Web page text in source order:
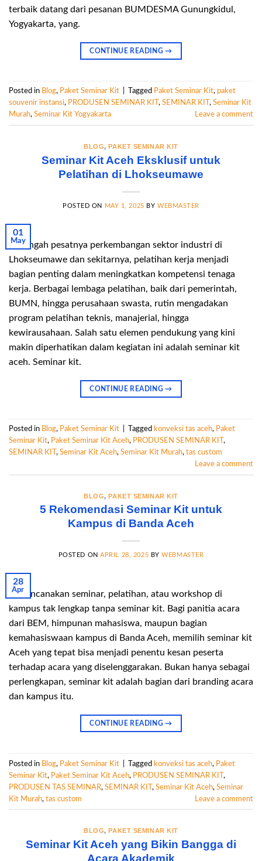
terbaik datang dari pesanan BUMDESMA Gunungkidul,
Yogyakarta, yang.
CONTINUE READING→
Posted in Blog, Paket Seminar Kit Tagged Paket Seminar Kit, paket
souvenir instansi, PRODUSEN SEMINAR KIT , SEMINAR KIT , Seminar Kit
Murah, Seminar Kit Yogyakarta Leave a comment
BLOG,PAKET SEMINAR KIT
Seminar Kit Aceh Eksklusif untuk
Pelatihan di Lhokseumawe
POSTED ON MAY 1, 2025 BY WEBMASTER
01
May
Di tengah pesatnya perkembangan sektor industri di
Lhokseumawe dan sekitarnya, pelatihan kerja menjadi
bagian penting dalam meningkatkan kompetensi tenaga
kerja. Berbagai lembaga pelatihan, baik dari pemerintah,
BUMN, hingga perusahaan swasta, rutin mengadakan
program pelatihan teknis, manajerial, hingga
kewirausahaan. Salah satu elemen pendukung yang kini
makin diperhatikan dalam kegiatan ini adalah seminar kit
aceh. Seminar kit.
CONTINUE READING→
Posted in Blog, Paket Seminar Kit Tagged konveksi tas aceh, Paket
Seminar Kit, Paket Seminar Kit Aceh, PRODUSEN SEMINAR KIT ,
SEMINAR KIT , Seminar Kit Aceh, Seminar Kit Murah, tas custom
Leave a comment
BLOG,PAKET SEMINAR KIT
5 Rekomendasi Seminar Kit untuk
Kampus di Banda Aceh
POSTED ONAPRIL 28, 2025 BYWEBMASTER
28
Apr
Merencanakan seminar, pelatihan, atau workshop di
kampus tak lengkap tanpa seminar kit. Bagi panitia acara
dari BEM, himpunan mahasiswa, maupun bagian
kemahasiswaan kampus di Banda Aceh, memilih seminar kit
Aceh yang tepat bisa menjadi penentu kesan peserta
terhadap acara yang diselenggarakan. Bukan hanya sebagai
perlengkapan, seminar kit adalah bagian dari branding acara
dan kampus itu.
CONTINUE READING→
Posted in Blog, Paket Seminar Kit Tagged konveksi tas aceh, Paket
Seminar Kit, Paket Seminar Kit Aceh, PRODUSEN SEMINAR KIT ,
PRODUSEN TAS SEMINAR, SEMINAR KIT , Seminar Kit Aceh, Seminar
Kit Murah, tas custom Leave a comment
BLOG, PAKET SEMINAR KIT
Seminar Kit Aceh yang Bikin Bangga di
Acara Akademik